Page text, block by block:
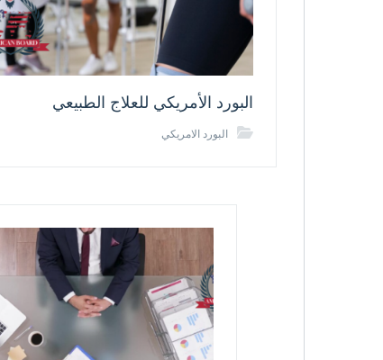
البورد الأمريكي للعلاج الطبيعي
البورد الامريكي